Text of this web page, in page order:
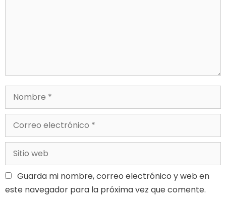
Guarda mi nombre, correo electrónico y web en
este navegador para la próxima vez que comente.